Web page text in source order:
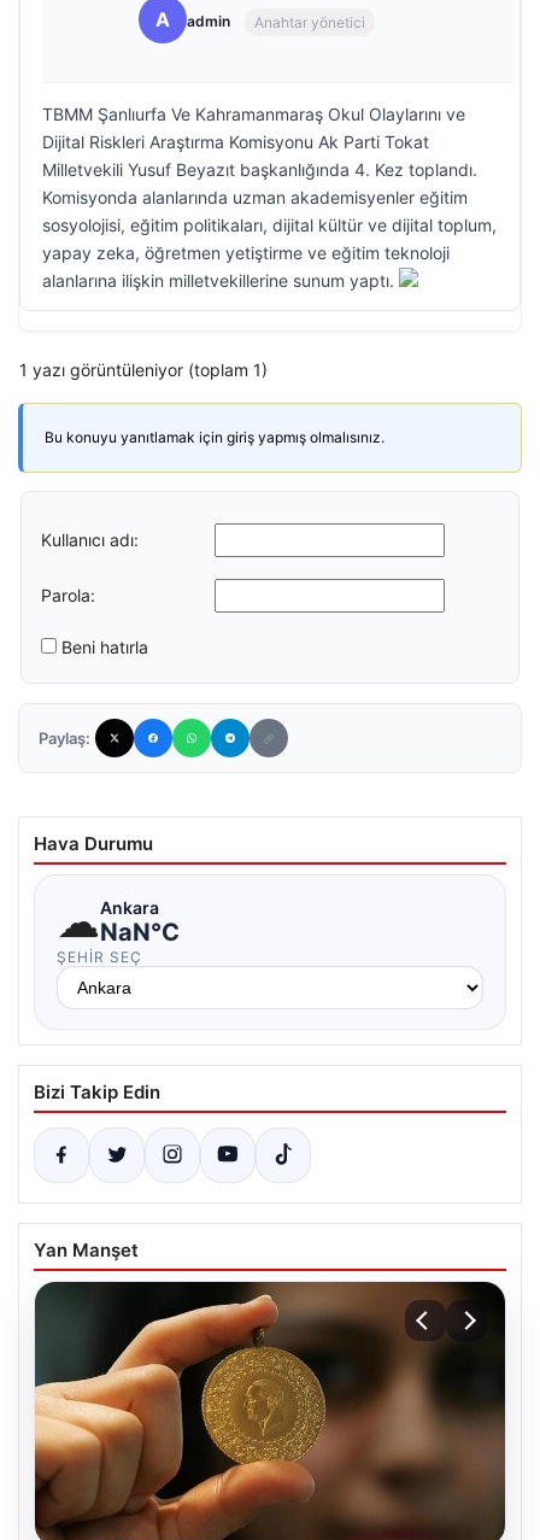
A admin Anahtar yönetici
TBMM Şanlıurfa Ve Kahramanmaraş Okul Olaylarını ve
Dijital Riskleri Araştırma Komisyonu Ak Parti Tokat
Milletvekili Yusuf Beyazıt başkanlığında 4. Kez toplandı.
Komisyonda alanlarında uzman akademisyenler eğitim
sosyolojisi, eğitim politikaları, dijital kültür ve dijital toplum,
yapay zeka, öğretmen yetiştirme ve eğitim teknoloji
alanlarına ilişkin milletvekillerine sunum yaptı.
1 yazı görüntüleniyor (toplam 1)
Bu konuyu yanıtlamak için giriş yapmış olmalısınız.
Kullanıcı adı:
Parola:
Beni hatırla
Paylaş:
Hava Durumu
☁Ankara
NaN°C
ŞEHIR SEÇ
Bizi Takip Edin
Yan Manşet